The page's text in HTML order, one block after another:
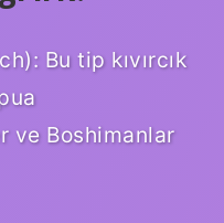
Bu tip kıvırcık
ve Boshimanlar